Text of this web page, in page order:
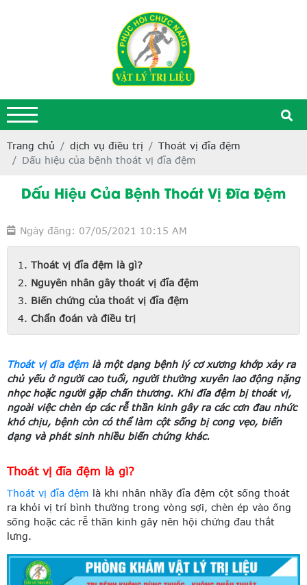
Trang chủ dịch vụ điều trị
Thoát vị đĩa đệm
Dấu hiệu của bệnh thoát vị đĩa đệm
Dấu Hiệu Của Bệnh Thoát Vị Đĩa Đệm
Ngày đăng: 07/05/2021 10:15 AM
Thoát vị đĩa đệm là gì?
Nguyên nhân gây thoát vị đĩa đệm
Biến chứng của thoát vị đĩa đệm
Chẩn đoán và điều trị
Thoát vị đĩa đệmlà một dạng bệnh lý cơ xương khớp xảy ra
chủ yếu ở người cao tuổi, người thường xuyên lao động nặng
nhọc hoặc người gặp chấn thương. Khi đĩa đệm bị thoát vị,
ngoài việc chèn ép các rễ thần kinh gây ra các cơn đau nhức
khó chịu, bệnh còn có thể làm cột sống bị cong vẹo, biến
dạng và phát sinh nhiều biến chứng khác.
Thoát vị đĩa đệm là gì?
Thoát vị đĩa đệm là khi nhân nhầy đĩa đệm cột sống thoát
ra khỏi vị trí bình thường trong vòng sợi, chèn ép vào ống
sống hoặc các rễ thần kinh gây nên hội chứng đau thắt
lưng.